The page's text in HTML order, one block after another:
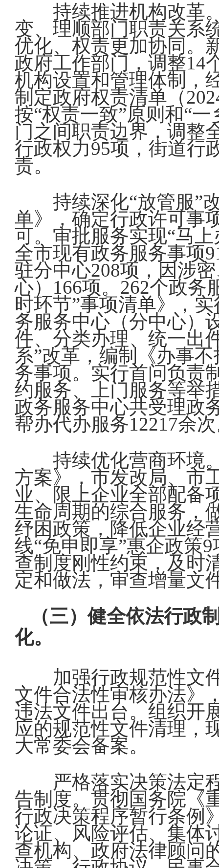
持续推进机构改革
变、理顺部门职责关系
优化、权责更加协同。
政府工作部门，调整14
机构设置和管理体制，
制定政府权责清单（
按“权责一致”原则和“
门之间职责边界，调整
行政权力95项，街道行
责。
持续深化“放管服”
单》，确定行政许可事
可。审批服务实现“马
全市现有政务服务事项
驻分中心208项，因涉
心）166项。262个政务
时环节”事项清单》，
务服务中心（分中心）
件、分类办理、统一出
系”改革，编制《办事
务事项。实行首问负责
约服务、上门服务等举
政务服务中心共受理政
帮办代办服务12217余
持续优化营商环境
方案》，市发改局、市
业、限上企业全部配备
生命周期的综合服务，
纾困政策，降低企业经
线“免申即享”惠企政策
查制度刚性约束，及时
定和做法，审查增量文
（三）健全依法行政
化。
加强行政规范性文
文件合法性审核办法》
违法文件出台。组织开
应的规范性文件清理，
大常委会备案。
严格落实决策法定
告制度。贯彻国务院《
行政决策程序暂行条例
论证、风险评估、集体
查机构、政府法律顾问